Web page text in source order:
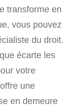
transforme en
vous pouvez
du droit.
écarte les
votre
une
en demeure